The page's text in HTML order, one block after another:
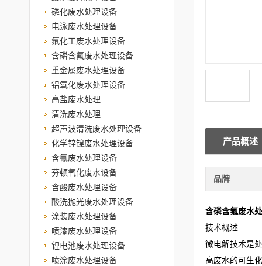
磷化废水处理设备
电泳废水处理设备
氟化工废水处理设备
含磷含氟废水处理设备
重金属废水处理设备
铝氧化废水处理设备
高盐废水处理
清洗废水处理
超声波清洗废水处理设备
化学锌镍废水处理设备
含氰废水处理设备
芬顿氧化废水设备
含酸废水处理设备
酸洗抛光废水处理设备
涂装废水处理设备
喷漆废水处理设备
锂电池废水处理设备
喷涂废水处理设备
产品概述
品牌
含磷含氟废水
技术概述
微电解技术是
高废水的可生